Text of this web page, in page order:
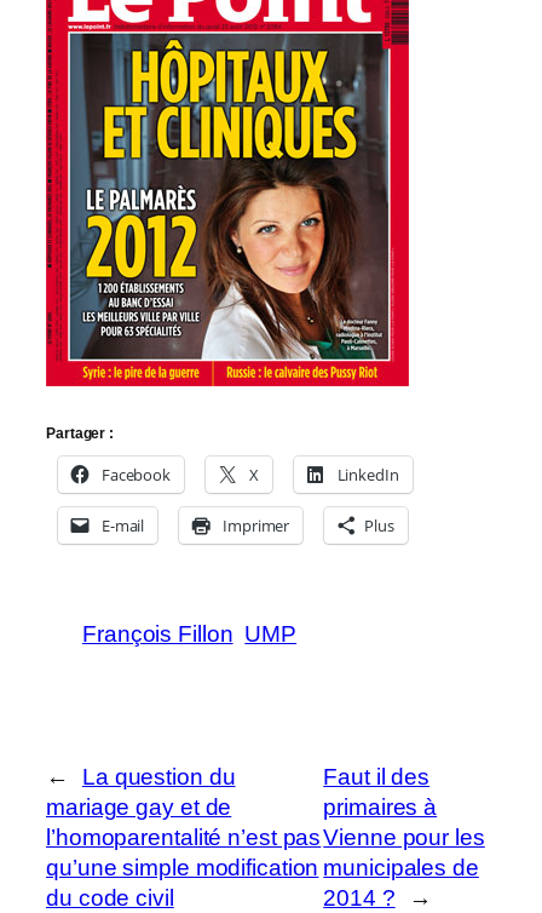
Partager :
Facebook X LinkedIn
E-mail Imprimer Plus
François Fillon UMP
←
La question du
mariage gay et de
l’homoparentalité n’est pas
qu’une simple modification
du code civil
Faut il des
primaires à
Vienne pour les
municipales de
2014 ?
→